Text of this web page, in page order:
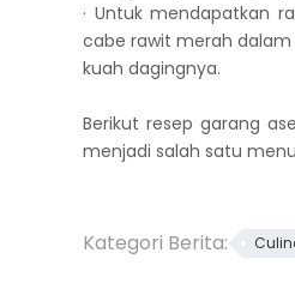
· Untuk mendapatkan
cabe rawit merah
kuah dagingnya.
Berikut resep garang
menjadi salah satu
Kategori Berita: